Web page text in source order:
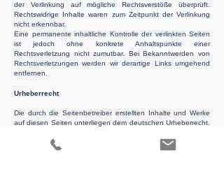
der Verlinkung auf mögliche Rechtsverstöße überprüft.
Rechtswidrige Inhalte waren zum Zeitpunkt der Verlinkung
nicht erkennbar.
Eine permanente inhaltliche Kontrolle der verlinkten Seiten
ist jedoch ohne konkrete Anhaltspunkte einer
Rechtsverletzung nicht zumutbar. Bei Bekanntwerden von
Rechtsverletzungen werden wir derartige Links umgehend
entfernen.
Urheberrecht
Die durch die Seitenbetreiber erstellten Inhalte und Werke
auf diesen Seiten unterliegen dem deutschen Urheberrecht.
der Verwertung außerhalb der Grenzen des Urheberrechtes
bedürfen der schriftlichen Zustimmung des jeweiligen Autors